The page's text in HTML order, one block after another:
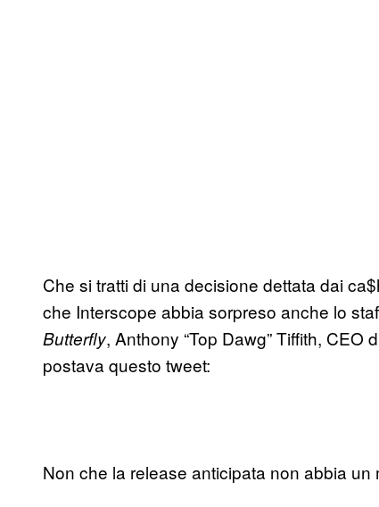
Che si tratti di una decisione dettata dai
che Interscope abbia sorpreso anche lo
Butterfly, Anthony “Top Dawg” Tiffith,
postava questo tweet:
Non che la release anticipata non abbia